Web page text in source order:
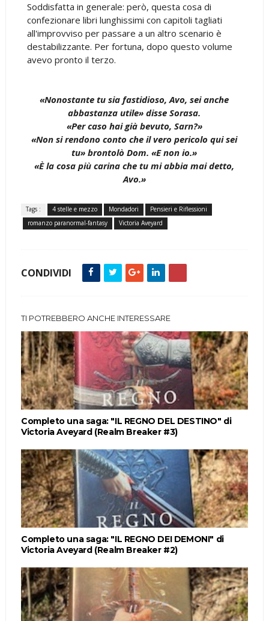
Soddisfatta in generale: però, questa cosa di
confezionare libri lunghissimi con capitoli tagliati
all'improvviso per passare a un altro scenario è
destabilizzante. Per fortuna, dopo questo volume
avevo pronto il terzo.
«Nonostante tu sia fastidioso, Avo, sei anche
abbastanza utile» disse Sorasa.
«Per caso hai già bevuto, Sarn?»
«Non si rendono conto che il vero pericolo qui sei
tu» brontolò Dom. «E non io.»
«È la cosa più carina che tu mi abbia mai detto,
Avo.»
Tags : 4 stelle e mezzo Mondadori
Pensieri e Riflessioni
romanzo paranormal-fantasy
Victoria Aveyard
CONDIVIDI
TI POTREBBERO ANCHE INTERESSARE
Completo una saga: "IL REGNO DEL DESTINO" di
Victoria Aveyard (Realm Breaker #3)
Completo una saga: "IL REGNO DEI DEMONI" di
Victoria Aveyard (Realm Breaker #2)